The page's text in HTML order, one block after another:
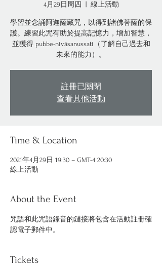
4月29日周四 線上活動
學習並念誦阿迦薩藏咒，以得到諸佛菩薩的保
護。練習此咒有助於提高記憶力，增加智慧，
並獲得 pubbe-nivāsanussati（了解自己過去和
未來的能力）。
註冊已關閉
查看其他活動
Time & Location
2021年4月29日 19:30 – GMT-4 20:30
線上活動
About the Event
咒語和此咒語錄音的鏈接將包含在活動註冊確
認電子郵件中。
Tickets